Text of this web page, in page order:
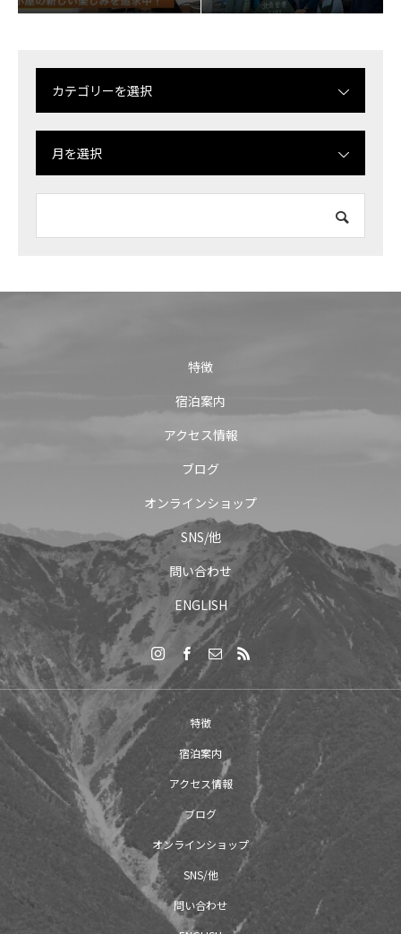
カテゴリーを選択
月を選択
特徴
宿泊案内
アクセス情報
ブログ
オンラインショップ
SNS/他
問い合わせ
ENGLISH
特徴
宿泊案内
アクセス情報
ブログ
オンラインショップ
SNS/他
問い合わせ